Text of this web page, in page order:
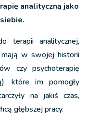
analityczną jako
terapii analitycznej,
w swojej historii
czy psychoterapię
które im pomogły
na jakiś czas,
głębszej pracy.